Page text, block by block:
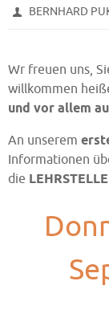
BERNHARD
Wr freuen uns,
willkommen
und vor allem
An unserem
Informationen
die